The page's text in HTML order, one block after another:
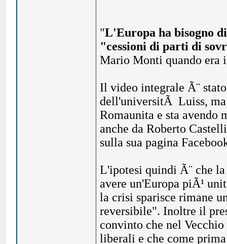
"L'Europa ha bisogno
"cessioni di parti di
Mario Monti quando era
Il video integrale Ã¨
dell'universitÃ Luiss,
Romaunita e sta avendo
anche da Roberto
sulla sua pagina
L'ipotesi quindi Ã¨ che
avere un'Europa piÃ¹
la crisi sparisce rimane
reversibile". Inoltre il
convinto che nel
liberali e che come